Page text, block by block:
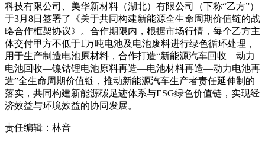
科技有限公司、美华新材料（湖北）有限公司（下称“乙方”）
于3月8日签署了《关于共同构建新能源全生命周期价值链的战
略合作框架协议》。合作期限内，根据市场行情，每个乙方主
体交付甲方不低于1万吨电池及电池废料进行绿色循环处理，
用于生产制造电池原材料，合作打造“新能源汽车回收—动力
电池回收—镍钴锂电池原料再造—电池材料再造—动力电池再
造”全生命周期价值链，推动新能源汽车生产者责任延伸制的
落实，共同构建新能源碳足迹体系与ESG绿色价值链，实现经
济效益与环境效益的协同发展。
责任编辑：林音